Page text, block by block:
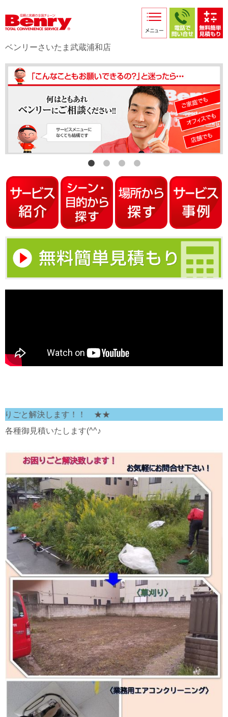
採用情報
店舗からのお知らせ
店舗日記
スタッフ紹介
プライバシーポリシー
本部スマホサイト
ベンリーさいたま武蔵浦和店
決します！！ ★★
各種御見積いたします(^^♪